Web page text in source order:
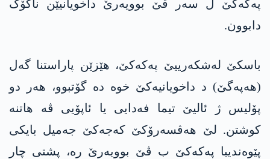
په‌كه‌كێ ل سەر ڤێ بوویەرێ داخویانیێن ناکۆک
دابوون.
باسکێ لەشکەرییێ په‌كه‌كێ، هێزێن پاراستنا گەل
(هه‌په‌گێ) د داخویانیەکێ خوە دە گۆتبوو، هەر دو
پۆلیس ژ ئالیێ تیما فەدایی یا ئاپۆیی ڤە هاتنە
کوشتن. لێ هەڤسەرۆکێ كه‌جه‌كێ جەمیل بایکی
پێوەندییا په‌كه‌كێ ب ڤێ بوویەرێ رە، پشتی چار